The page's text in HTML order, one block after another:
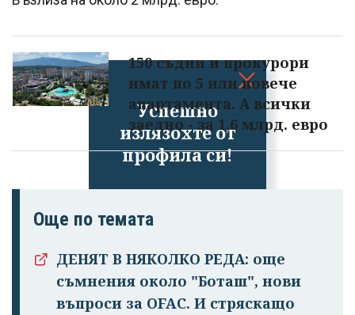
Успешно
излязохте от
профила си!
150 съдии и прокурори
имат по 5 или повече
апартамента. А всички
заедно - за 1,6 млрд. евро
Още по темата
ДЕНЯТ В НЯКОЛКО РЕДА: още
съмнения около "Боташ", нови
въпроси за OFAC. И стряскащо